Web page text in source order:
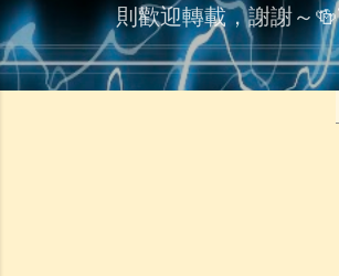
則歡迎轉載，謝謝～